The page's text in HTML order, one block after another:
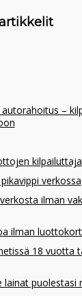
–
verkossa
ilman
ilman
18 vuotta
lainat puolestasi